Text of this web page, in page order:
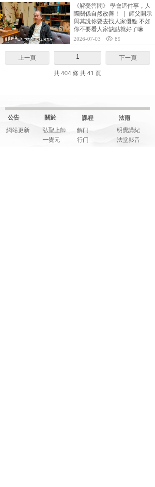
《解憂答問》 學會這件事，人
際關係自然改善！ ｜ 師父開示
與其說你要去找人家優點 不如
你不要看人家缺點就好了嘛
2026-07-03 89
上一頁 1 下一頁
共 404 條 共 41 頁
網站更新
關於
公告 課程
弘聖上師
一覺元
解门
行门
法雨
明覺講紀
法堂影音